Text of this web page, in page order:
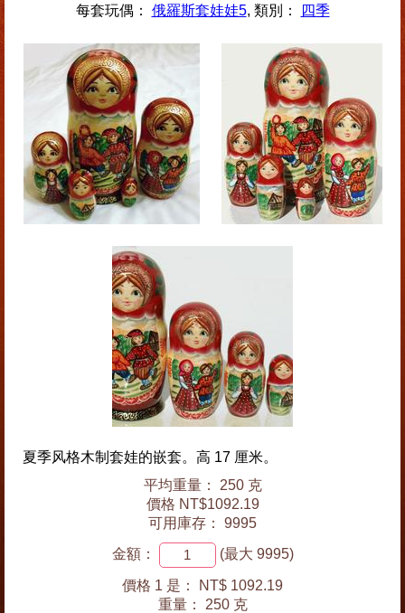
每套玩偶： 俄羅斯套娃娃5, 類別： 四季
夏季风格木制套娃的嵌套。高 17 厘米。
平均重量： 250 克
價格 NT$1092.19
可用庫存： 9995
金額： (最大 9995)
價格 1 是：
NT$ 1092.19
重量： 250 克